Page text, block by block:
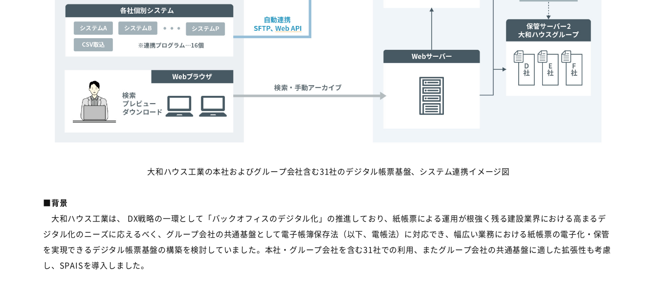
大和ハウス工業の本社およびグループ会社含む31社のデジタル帳票基盤、システム連携イメージ図
■背景
大和ハウス工業は、
DX戦略の一環として「バックオフィスのデジタル化」の推進しており、紙帳票による運用が根強く残る建設業界における高まるデ
ジタル化のニーズに応えるべく、グループ会社の共通基盤として電子帳簿保存法（以下、電帳法）に対応でき、幅広い業務における紙帳票の電子化・保管
を実現できるデジタル帳票基盤の構築を検討していました。本社・グループ会社を含む31社での利用、またグループ会社の共通基盤に適した拡張性も考慮
し、 SPAISを導入しました。